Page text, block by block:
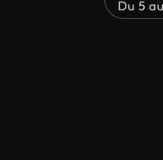
Du 5